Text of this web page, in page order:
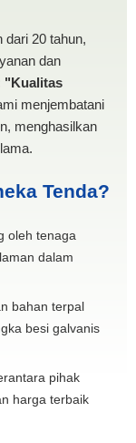
dari 20 tahun,
dan
"Kualitas
menjembatani
menghasilkan
Tenda?
oleh tenaga
dalam
bahan terpal
besi galvanis
pihak
harga terbaik